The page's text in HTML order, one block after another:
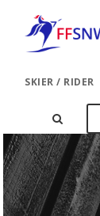
SKIER / RIDER